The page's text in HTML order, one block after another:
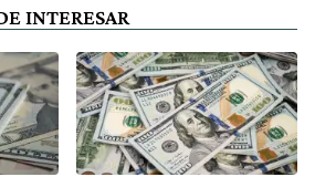
INTERESAR